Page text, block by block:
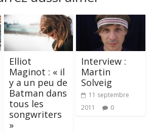
Elliot
Maginot : « il
y a un peu de
Batman dans
tous les
songwriters
»
Interview :
Martin
Solveig
11 septembre
2011
0